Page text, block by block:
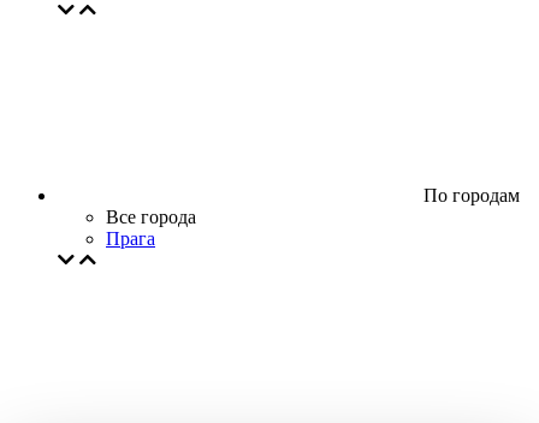
По городам
Все города
Прага